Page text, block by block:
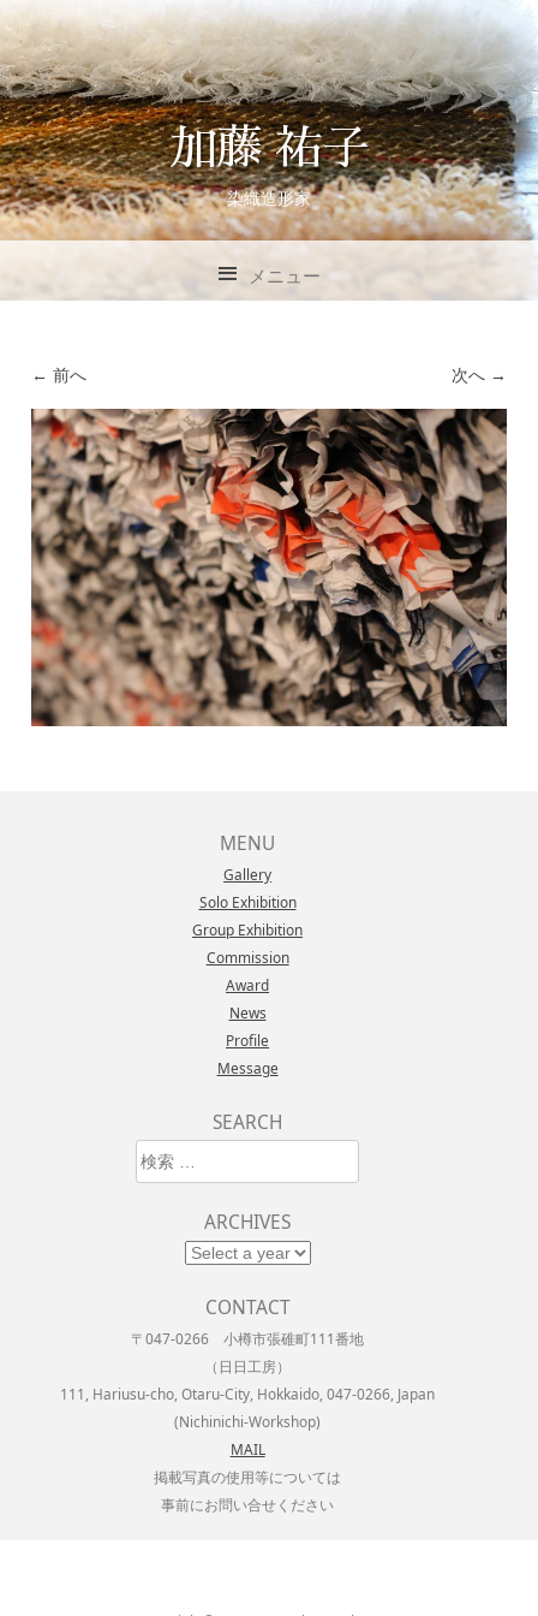
加藤 祐子
染織造形家
メニュー
← 前へ 次へ →
MENU
Gallery
Solo Exhibition
Group Exhibition
Commission
Award
News
Profile
Message
SEARCH
検索
ARCHIVES
CONTACT
〒047-0266 小樽市張碓町111番地
（日日工房）
111, Hariusu-cho, Otaru-City, Hokkaido, 047-0266, Japan
(Nichinichi-Workshop)
MAIL
掲載写真の使用等については
事前にお問い合せください